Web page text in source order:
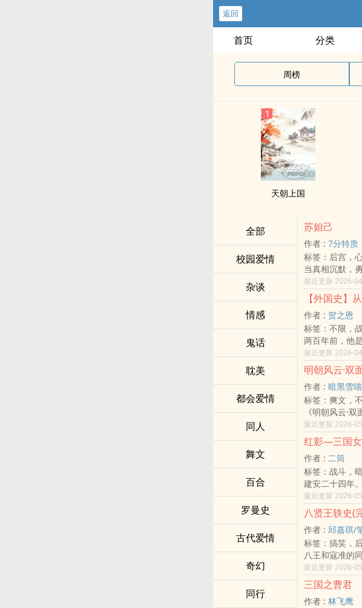
返回
首页 分类
周榜
天朝上国
全部
校园爱情
杂谈
情感
鬼话
耽美
都会爱情
同人
舞文
百合
罗曼史
古代爱情
奇幻
同行
苏妲己
作者 : 7分特质
标签：后宫，
当真相沉默，
重新定义人心
最近更新 2026-
作者 : 贺之恩
标签：不限，
两百年前，他
两百年后，他
面对大英帝国
血路。
「自由带来永
这不是传说，
英雄日特稿：
最近更新 2026-
明朝风云·双
作者 : 暗黑雪
标签：爽文，
《明朝风云·
命的史诗巨作
「女扮男装」
「龙凤同体」
辰突然被正名
宿命羁绊。朱
「赵二小姐」
院」，并以商
泥于传统礼教
铁路到电报，
们重用张居正
为宪政联邦的
现代化军队，
「大明日不落
验。在权力巅
平等与进步的
最近更新 2026-
红影—三国
作者 : 二筒
标签：战斗，
建安二十四年。
江雾之中，无声
城门之上，一
史书只记英雄
却从不记——那
东吴之主 孙权
在一个无人知
召见四名女子
没有军籍。
没有名号。
她们只听一人之
最近更新 2026-
八贤王轶史(
作者 : 邱嘉琪/
标签：搞笑，
八王和寇准的
冷面笑匠喜剧
因初稿2004年
最近更新 2026-
三国之曹君
作者 : 林飞鹰